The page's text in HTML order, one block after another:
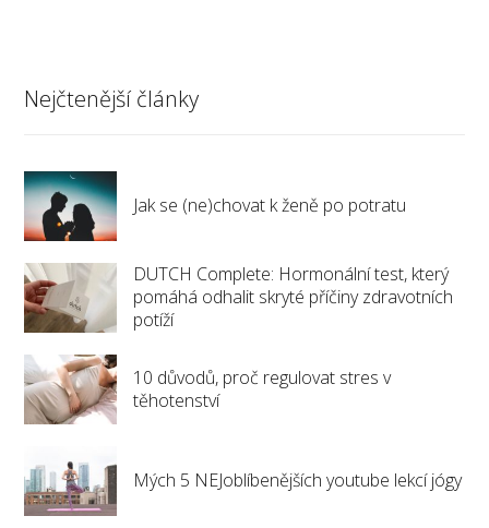
Nejčtenější články
Jak se (ne)chovat k ženě po potratu
DUTCH Complete: Hormonální test, který
pomáhá odhalit skryté příčiny zdravotních
potíží
10 důvodů, proč regulovat stres v
těhotenství
Mých 5 NEJoblíbenějších youtube lekcí jógy